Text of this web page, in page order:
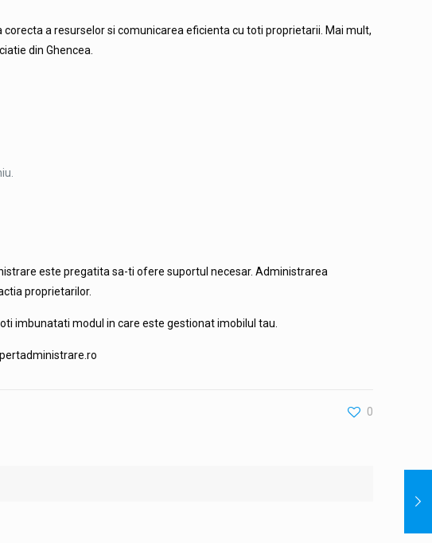
a resurselor si comunicarea eficienta cu toti proprietarii. Mai mult,
din Ghencea.
este pregatita sa-ti ofere suportul necesar. Administrarea
proprietarilor.
imbunatati modul in care este gestionat imobilul tau.
0